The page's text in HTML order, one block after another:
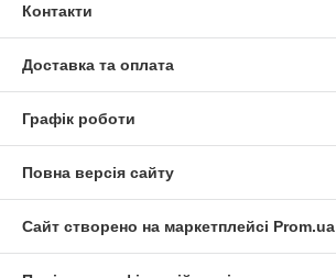
Контакти
Доставка та оплата
Графік роботи
Повна версія сайту
Сайт створено на маркетплейсі Prom.ua